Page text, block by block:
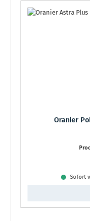
Oranier
Sofort